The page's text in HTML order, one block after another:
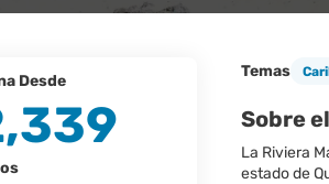
Temas
Sobre
La Riviera
estado de
Desde